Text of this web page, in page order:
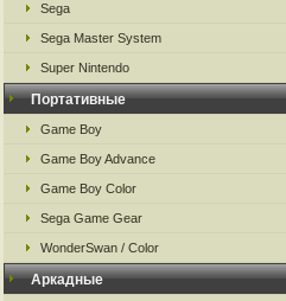
Sega
Sega Master System
Super Nintendo
Портативные
Game Boy
Game Boy Advance
Game Boy Color
Sega Game Gear
WonderSwan / Color
Аркадные